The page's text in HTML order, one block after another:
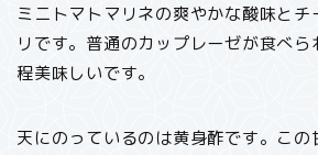
ミニトマトマリネの爽やかな酸味とチ
リです。普通のカップレーゼが食べ
程美味しいです。
天にのっているのは黄身酢です。この